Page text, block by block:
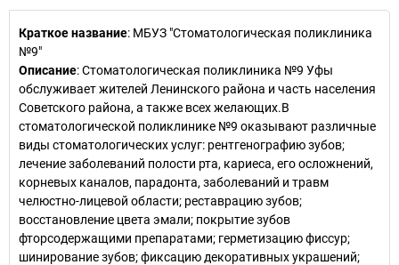
Краткое название: МБУЗ "Стоматологическая поликлиника
№9"
Описание: Стоматологическая поликлиника №9 Уфы
обслуживает жителей Ленинского района и часть населения
Советского района, а также всех желающих.В
стоматологической поликлинике №9 оказывают различные
виды стоматологических услуг: рентгенографию зубов;
лечение заболеваний полости рта, кариеса, его осложнений,
корневых каналов, парадонта, заболеваний и травм
челюстно-лицевой области; реставрацию зубов;
восстановление цвета эмали; покрытие зубов
фторсодержащими препаратами; герметизацию фиссур;
шинирование зубов; фиксацию декоративных украшений;